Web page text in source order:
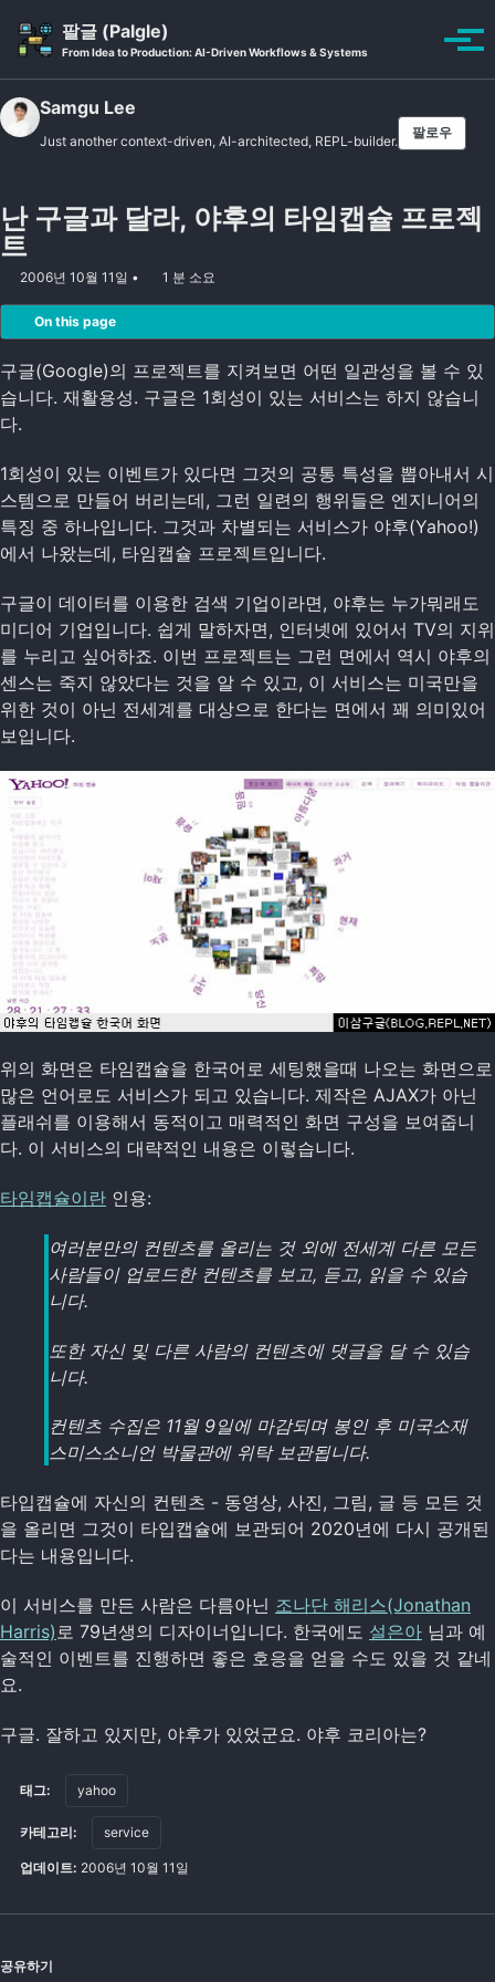
팔글 (Palgle)
From Idea to Production: AI-Driven Workflows & Systems
Toggle
토
Samgu Lee
Just another context-driven, AI-architected, REPL-builder.
팔로우
난 구글과 달라, 야후의 타임캡슐 프로젝
트
2006년 10월 11일 1 분 소요
On this page
구글(Google)의 프로젝트를 지켜보면 어떤 일관성을 볼 수 있
습니다. 재활용성. 구글은 1회성이 있는 서비스는 하지 않습니
다.
1회성이 있는 이벤트가 있다면 그것의 공통 특성을 뽑아내서 시
스템으로 만들어 버리는데, 그런 일련의 행위들은 엔지니어의
특징 중 하나입니다. 그것과 차별되는 서비스가 야후(Yahoo!)
에서 나왔는데, 타임캡슐 프로젝트입니다.
구글이 데이터를 이용한 검색 기업이라면, 야후는 누가뭐래도
미디어 기업입니다. 쉽게 말하자면, 인터넷에 있어서 TV의 지위
를 누리고 싶어하죠. 이번 프로젝트는 그런 면에서 역시 야후의
센스는 죽지 않았다는 것을 알 수 있고, 이 서비스는 미국만을
위한 것이 아닌 전세계를 대상으로 한다는 면에서 꽤 의미있어
보입니다.
위의 화면은 타임캡슐을 한국어로 세팅했을때 나오는 화면으로
많은 언어로도 서비스가 되고 있습니다. 제작은 AJAX가 아닌
플래쉬를 이용해서 동적이고 매력적인 화면 구성을 보여줍니
다. 이 서비스의 대략적인 내용은 이렇습니다.
타임캡슐이란 인용:
여러분만의 컨텐츠를 올리는 것 외에 전세계 다른 모든
사람들이 업로드한 컨텐츠를 보고, 듣고, 읽을 수 있습
니다.
또한 자신 및 다른 사람의 컨텐츠에 댓글을 달 수 있습
니다.
컨텐츠 수집은 11월 9일에 마감되며 봉인 후 미국소재
스미스소니언 박물관에 위탁 보관됩니다.
타입캡슐에 자신의 컨텐츠 - 동영상, 사진, 그림, 글 등 모든 것
을 올리면 그것이 타입캡슐에 보관되어 2020년에 다시 공개된
다는 내용입니다.
이 서비스를 만든 사람은 다름아닌 조나단 해리스(Jonathan
Harris)로 79년생의 디자이너입니다. 한국에도 설은아 님과 예
술적인 이벤트를 진행하면 좋은 호응을 얻을 수도 있을 것 같네
요.
구글. 잘하고 있지만, 야후가 있었군요. 야후 코리아는?
태그: yahoo
카테고리: service
업데이트: 2006년 10월 11일
공유하기